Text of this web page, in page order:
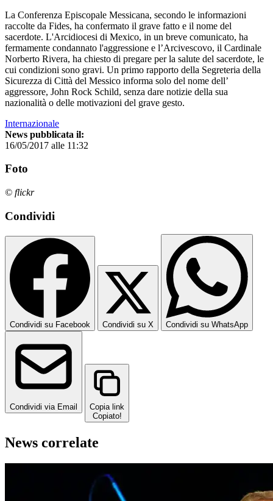
La Conferenza Episcopale Messicana, secondo le informazioni
raccolte da Fides, ha confermato il grave fatto e il nome del
sacerdote. L'Arcidiocesi di Mexico, in un breve comunicato, ha
fermamente condannato l'aggressione e l’Arcivescovo, il Cardinale
Norberto Rivera, ha chiesto di pregare per la salute del sacerdote, le
cui condizioni sono gravi. Un primo rapporto della Segreteria della
Sicurezza di Città del Messico informa solo del nome dell’
aggressore, John Rock Schild, senza dare notizie della sua
nazionalità o delle motivazioni del grave gesto.
Internazionale
News pubblicata il:
16/05/2017 alle 11:32
Foto
© flickr
Condividi
Condividi su Facebook Condividi su X Condividi su WhatsApp
Condividi via Email
Copia link
Copiato!
News correlate